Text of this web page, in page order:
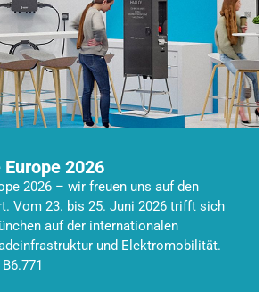
2026
2026 – wir freuen uns auf den
Vom 23. bis 25. Juni 2026 trifft sich
auf der internationalen
und Elektromobilität.